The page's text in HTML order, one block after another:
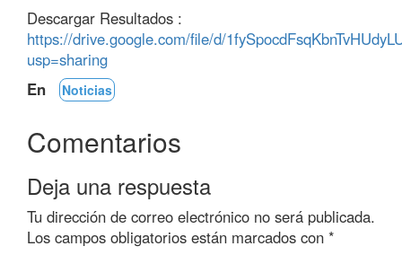
Descargar Resultados :
https://drive.google.com/file/d/
usp=sharing
En
Noticias
Comentarios
Deja una respuesta
Tu dirección de correo electrónico no será publicada.
Los campos obligatorios están marcados con *